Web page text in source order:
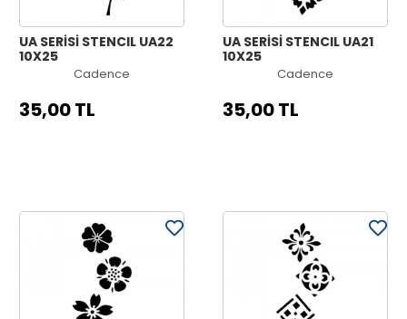
UA SERİSİ STENCIL UA22
10X25
Cadence
35,00 TL
UA SERİSİ STENCIL UA21
10X25
Cadence
35,00 TL